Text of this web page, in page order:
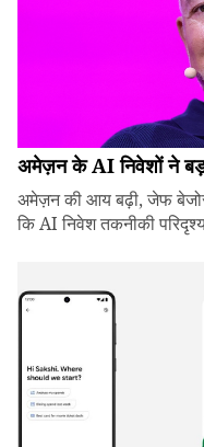
अमेज़न के AI निवेशों ने
अमेज़न की आय बढ़ी, जेफ
कि AI निवेश तकनीकी